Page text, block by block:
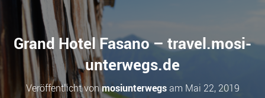
N
Grand Hotel Fasano – travel.mosi-
unterwegs.de
Veröffentlicht vonmosiunterwegsam Mai 22, 2019